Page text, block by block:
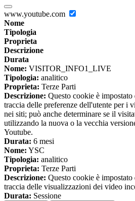
www.youtube.com
Nome
Tipologia
Proprieta
Descrizione
Durata
Nome: VISITOR_INFO1_LIVE
Tipologia: analitico
Proprieta: Terze Parti
Descrizione: Questo cookie è impostato
traccia delle preferenze dell'utente per i
nei siti; può anche determinare se il
utilizzando la nuova o la vecchia
Youtube.
Durata: 6 mesi
Nome: YSC
Tipologia: analitico
Proprieta: Terze Parti
Descrizione: Questo cookie è impostato
traccia delle visualizzazioni dei video
Durata: Sessione